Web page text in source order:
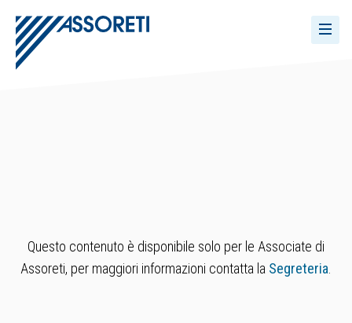
Questo contenuto è disponibile solo per le Associate di
Assoreti, per maggiori informazioni contatta la Segreteria